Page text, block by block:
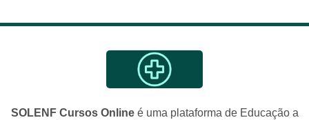
SOLENF Cursos Onlineé uma plataforma de Educação a